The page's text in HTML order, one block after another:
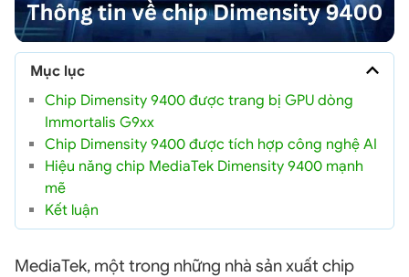
Mục lục
Chip Dimensity 9400 được trang bị GPU dòng
Immortalis G9xx
Chip Dimensity 9400 được tích hợp công nghệ AI
Hiệu năng chip MediaTek Dimensity 9400 mạnh
mẽ
Kết luận
MediaTek, một trong những nhà sản xuất chip